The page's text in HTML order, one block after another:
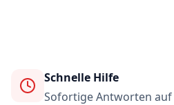
Schnelle Hilfe
Sofortige Antworten